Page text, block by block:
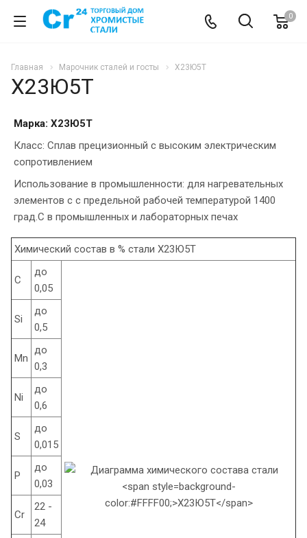
0
Главная Марочник сталей и госты Х23Ю5Т
Х23Ю5Т
Марка: Х23Ю5Т
Класс: Сплав прецизионный с высоким электрическим
сопротивлением
Использование в промышленности: для нагревательных
элементов с с предельной рабочей температурой 1400
град.С в промышленных и лабораторных печах
Химический состав в % стали Х23Ю5Т
C
до
0,05
Si
до
0,5
Mn
до
0,3
Ni
до
0,6
S
до
0,015
P
до
0,03
Cr
22 -
24